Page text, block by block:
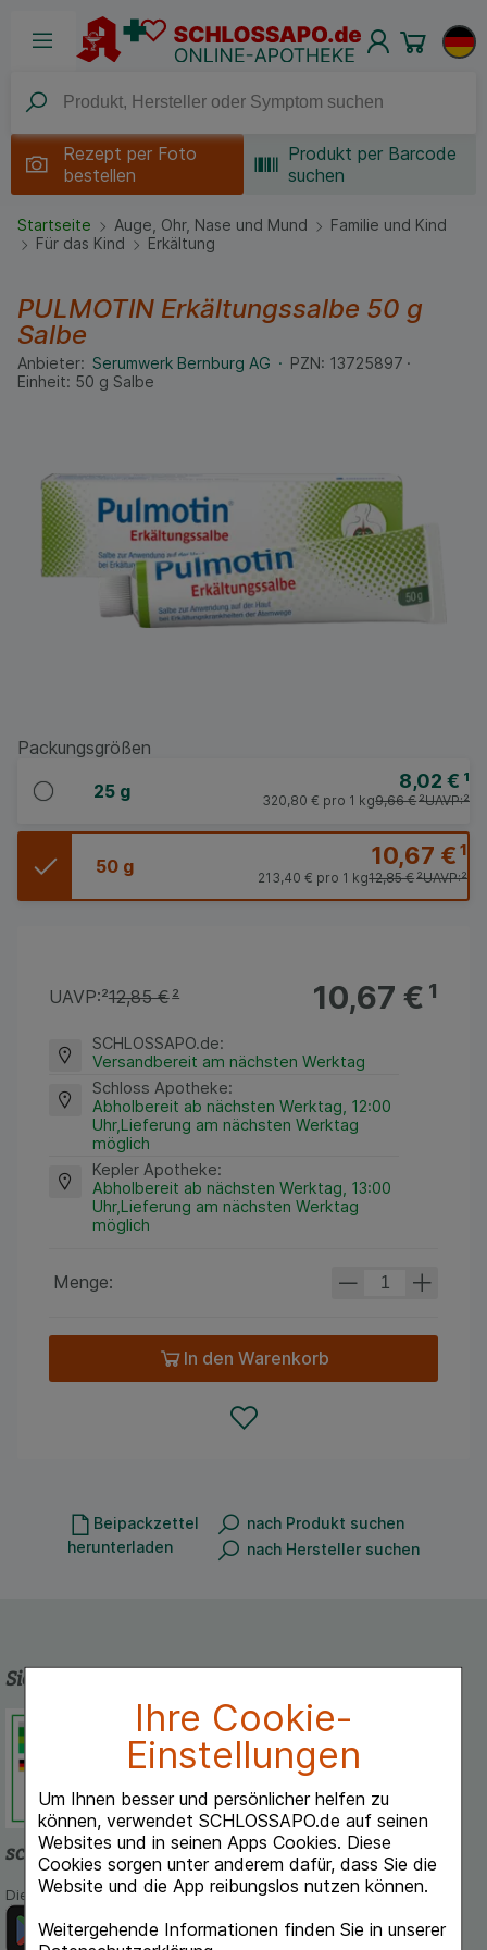
Ihre Cookie-
Einstellungen
Um Ihnen besser und persönlicher helfen zu
können, verwendet SCHLOSSAPO.de auf seinen
Websites und in seinen Apps Cookies. Diese
Cookies sorgen unter anderem dafür, dass Sie die
Website und die App reibungslos nutzen können.
Weitergehende Informationen finden Sie in unserer
Rezept per Foto
bestellen
Produkt per Barcode
suchen
Startseite Auge, Ohr, Nase und Mund
Familie und Kind
Für das Kind
Erkältung
PULMOTIN Erkältungssalbe 50 g
Salbe
Anbieter: Serumwerk Bernburg AG PZN: 13725897
Einheit: 50 g Salbe
Packungsgrößen
25 g 8,02 € ¹
UAVP:²
9,66 €²
320,80 € pro 1 kg
50 g 10,67 €¹
UAVP:²
12,85 €²
213,40 € pro 1 kg
10,67 €¹
UAVP:²12,85 €²
SCHLOSSAPO.de:
Versandbereit am nächsten Werktag
Schloss Apotheke:
Abholbereit ab nächsten Werktag, 12:00
Uhr,Lieferung am nächsten Werktag
möglich
Kepler Apotheke:
Abholbereit ab nächsten Werktag, 13:00
Uhr,Lieferung am nächsten Werktag
möglich
Menge:
In den Warenkorb
Beipackzettel
herunterladen
nach Produkt suchen
nach Hersteller suchen
Sicherheit und Qualität
Schlossapo.de ist registriert beim
Deutschen Institut für Medizinische
Dokumentation und Information.
schlossapo.de-App
Die App von schlossapo.de jetzt mit E-Rezept-Scanner